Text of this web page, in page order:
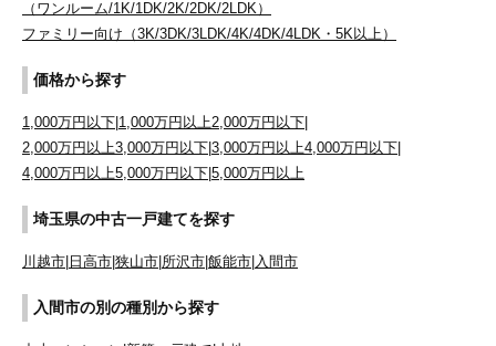
（ワンルーム/1K/1DK/2K/2DK/2LDK）
ファミリー向け（3K/3DK/3LDK/4K/4DK/4LDK・5K以上）
価格から探す
1,000万円以下 1,000万円以上2,000万円以下
2,000万円以上3,000万円以下 3,000万円以上4,000万円以下
4,000万円以上5,000万円以下 5,000万円以上
埼玉県の中古一戸建てを探す
川越市 日高市 狭山市 所沢市 飯能市 入間市
入間市の別の種別から探す